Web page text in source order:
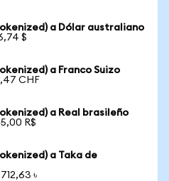
a Dólar australiano
$
a Franco Suizo
CHF
a Real brasileño
R$
a Taka de
৳